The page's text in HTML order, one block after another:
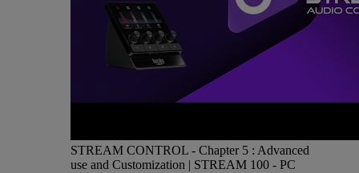
STREAM CONTROL - Chapter 5 : Advanced
use and Customization | STREAM 100 - PC